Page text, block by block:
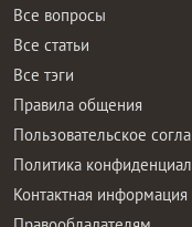
Все вопросы
Все статьи
Все тэги
Правила общения
Пользовательское
Политика
Контактная информация